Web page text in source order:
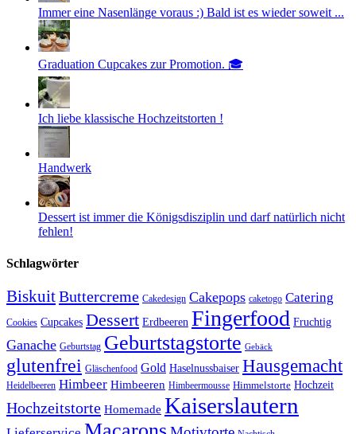
Immer eine Nasenlänge voraus :) Bald ist es wieder soweit ...
Graduation Cupcakes zur Promotion. 🎓
Ich liebe klassische Hochzeitstorten !
Handwerk
Dessert ist immer die Königsdisziplin und darf natürlich nicht
fehlen!
Schlagwörter
BiskuitButtercreme Cakedesign Cakepops caketogo Catering
Cookies Cupcakes Dessert Erdbeeren Fingerfood Fruchtig
Ganache Geburtstag Geburtstagstorte Gebäck
glutenfrei Gläschenfood Gold Haselnussbaiser Hausgemacht
Heidelbeeren Himbeer Himbeeren Himbeermousse Himmelstorte Hochzeit
Hochzeitstorte Homemade Kaiserslautern